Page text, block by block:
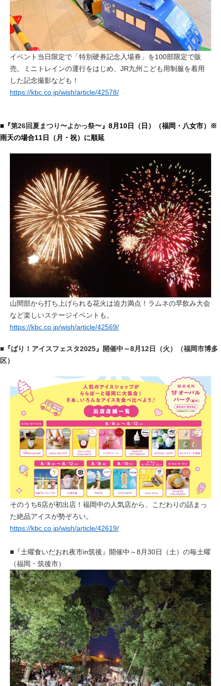
イベント当日限定で「特別硬券記念入場券」を100部限定で販
売。ミニトレインの運行をはじめ、JR九州こども用制服を着用
した記念撮影なども！
https://kbc.co.jp/wish/article/42578/
■『第26回夏まつり〜よかっ祭〜』8月10日（日）（福岡・八女市）※
雨天の場合11日（月・祝）に順延
山間部から打ち上げられる花火は迫力満点！ ラムネの早飲み大会
など楽しいステージイベントも。
https://kbc.co.jp/wish/article/42569/
■ 『ばり！アイスフェスタ2025』
開催中～8月12日（火）（福岡市博多
区）
そのうち6店が初出店！福岡中の人気店から、こだわりの詰まっ
た絶品アイスが勢ぞろい。
https://kbc.co.jp/wish/article/42619/
■『土曜食いだおれ夜市in筑後』開催中～8月30日（土）の毎土曜
（福岡・筑後市）